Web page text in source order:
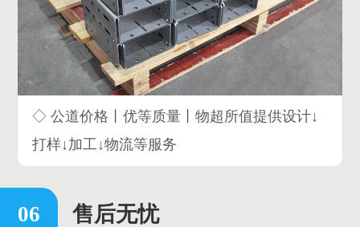
◇ 公道价格丨优等质量丨物超所值提供设计↓
打样↓加工↓物流等服务
售后无忧